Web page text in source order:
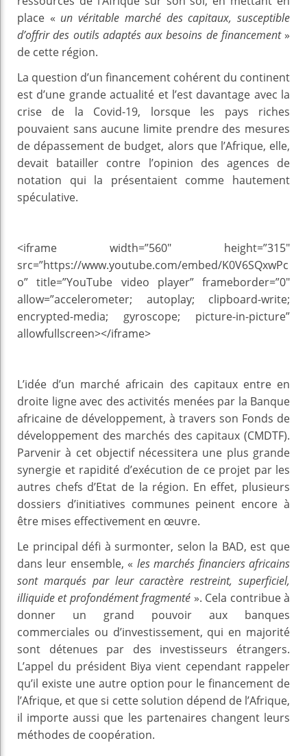
place « un véritable marché des capitaux, susceptible
d’offrir des outils adaptés aux besoins de financement»
de cette région.
La question d’un financement cohérent du continent
est d’une grande actualité et l’est davantage avec la
crise de la Covid-19, lorsque les pays riches
pouvaient sans aucune limite prendre des mesures
de dépassement de budget, alors que l’Afrique, elle,
devait batailler contre l’opinion des agences de
notation qui la présentaient comme hautement
spéculative.
<iframe width=”560″ height=”315″
src=”https://www.youtube.com/embed/K0V6SQxwPc
o” title=”YouTube video player” frameborder=”0″
allow=”accelerometer; autoplay; clipboard-write;
encrypted-media; gyroscope; picture-in-picture”
allowfullscreen></iframe>
L’idée d’un marché africain des capitaux entre en
droite ligne avec des activités menées par la Banque
africaine de développement, à travers son Fonds de
développement des marchés des capitaux (CMDTF).
Parvenir à cet objectif nécessitera une plus grande
synergie et rapidité d’exécution de ce projet par les
autres chefs d’Etat de la région. En effet, plusieurs
dossiers d’initiatives communes peinent encore à
être mises effectivement en œuvre.
Le principal défi à surmonter, selon la BAD, est que
dans leur ensemble, « les marchés financiers africains
sont marqués par leur caractère restreint, superficiel,
illiquide et profondément fragmenté ». Cela contribue à
donner un grand pouvoir aux banques
commerciales ou d’investissement, qui en majorité
sont détenues par des investisseurs étrangers.
L’appel du président Biya vient cependant rappeler
qu’il existe une autre option pour le financement de
l’Afrique, et que si cette solution dépend de l’Afrique,
il importe aussi que les partenaires changent leurs
méthodes de coopération.